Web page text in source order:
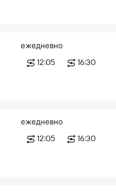
ежедневно
12:05
16:30
ежедневно
12:05
16:30